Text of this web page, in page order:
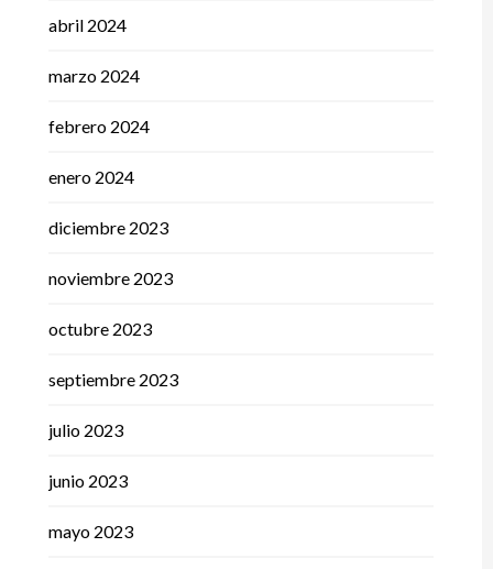
abril 2024
marzo 2024
febrero 2024
enero 2024
diciembre 2023
noviembre 2023
octubre 2023
septiembre 2023
julio 2023
junio 2023
mayo 2023